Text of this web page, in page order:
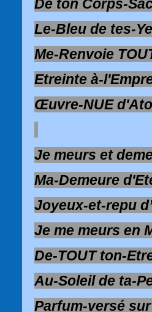
De ton Corps-
Le-Bleu de tes-
Me-Renvoie
Etreinte à-
Œuvre-NUE
Je meurs et
Ma-Demeure
Joyeux-et-repu
Je me meurs en
De-TOUT ton-
Au-Soleil de ta-
Parfum-versé